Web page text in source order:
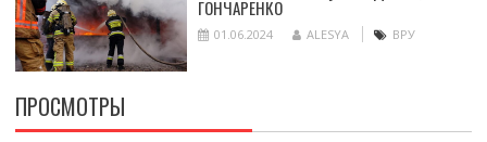
ГОНЧАРЕНКО
01.06.2024 ALESYA ВРУ
ПРОСМОТРЫ